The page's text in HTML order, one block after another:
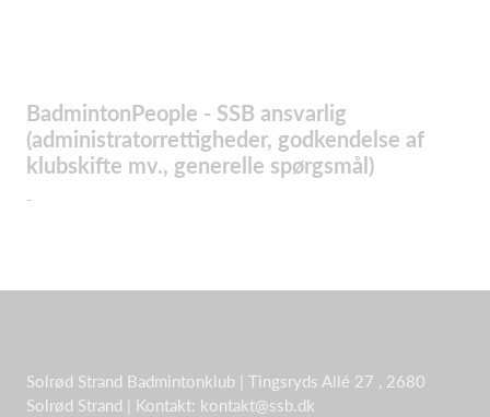
BadmintonPeople - SSB ansvarlig
(administratorrettigheder, godkendelse af
klubskifte mv., generelle spørgsmål)
-
Solrød Strand Badmintonklub | Tingsryds Allé 27 , 2680
Solrød Strand | Kontakt: kontakt@ssb.dk